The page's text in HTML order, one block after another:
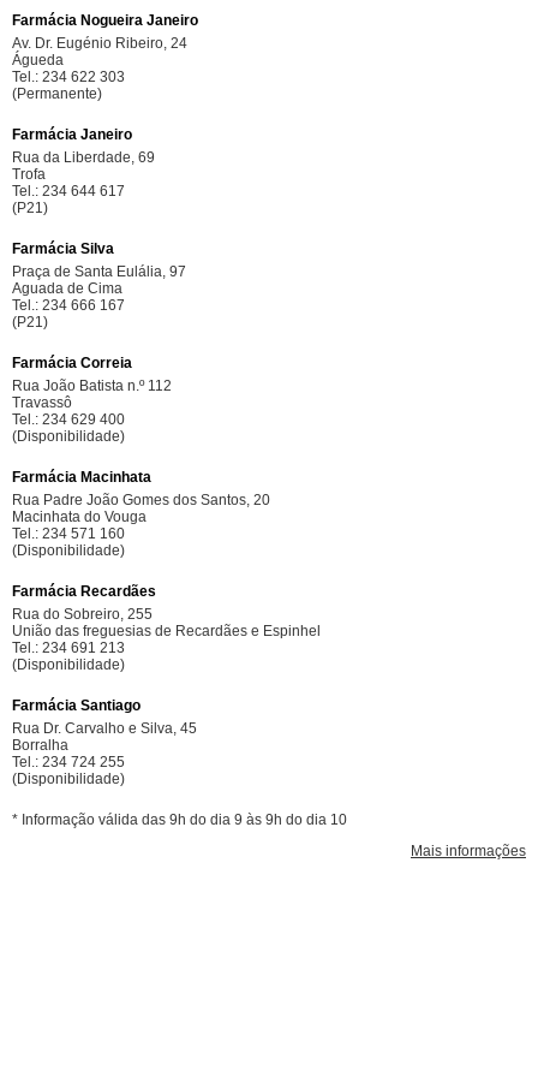
Farmácia Nogueira Janeiro
Av. Dr. Eugénio Ribeiro, 24
Águeda
Tel.: 234 622 303
(Permanente)
Farmácia Janeiro
Rua da Liberdade, 69
Trofa
Tel.: 234 644 617
(P21)
Farmácia Silva
Praça de Santa Eulália, 97
Aguada de Cima
Tel.: 234 666 167
(P21)
Farmácia Correia
Rua João Batista n.º 112
Travassô
Tel.: 234 629 400
(Disponibilidade)
Farmácia Macinhata
Rua Padre João Gomes dos Santos, 20
Macinhata do Vouga
Tel.: 234 571 160
(Disponibilidade)
Farmácia Recardães
Rua do Sobreiro, 255
União das freguesias de Recardães e Espinhel
Tel.: 234 691 213
(Disponibilidade)
Farmácia Santiago
Rua Dr. Carvalho e Silva, 45
Borralha
Tel.: 234 724 255
(Disponibilidade)
* Informação válida das 9h do dia 9 às 9h do dia 10
Mais informações